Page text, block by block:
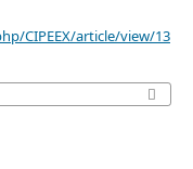
CIPEEX/article/view/13